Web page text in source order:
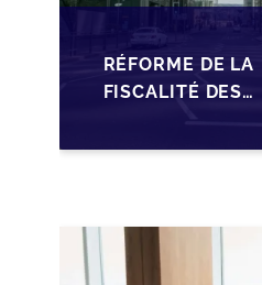
RÉFORME DE LA
FISCALITÉ DES
OPPORTUNITÉS
FAMILIALE AU
LUXEMBOURG